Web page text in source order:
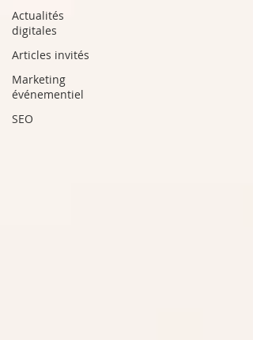
Actualités
digitales
Articles invités
Marketing
événementiel
SEO